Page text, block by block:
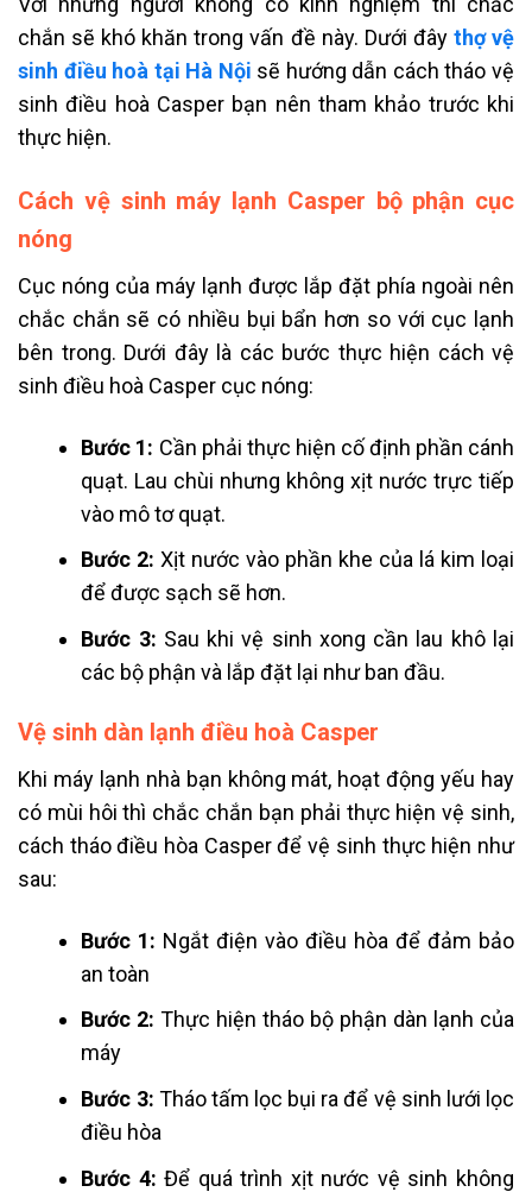
chắn sẽ khó khăn trong vấn đề này. Dưới đây thợ vệ
sinh điều hoà tại Hà Nội sẽ hướng dẫn cách tháo vệ
sinh điều hoà Casper bạn nên tham khảo trước khi
thực hiện.
Cách vệ sinh máy lạnh Casper bộ phận cục
nóng
Cục nóng của máy lạnh được lắp đặt phía ngoài nên
chắc chắn sẽ có nhiều bụi bẩn hơn so với cục lạnh
bên trong. Dưới đây là các bước thực hiện cách vệ
sinh điều hoà Casper cục nóng:
Bước 1: Cần phải thực hiện cố định phần cánh
quạt. Lau chùi nhưng không xịt nước trực tiếp
vào mô tơ quạt.
Bước 2:Xịt nước vào phần khe của lá kim loại
để được sạch sẽ hơn.
Bước 3: Sau khi vệ sinh xong cần lau khô lại
các bộ phận và lắp đặt lại như ban đầu.
Vệ sinh dàn lạnh điều hoà Casper
Khi máy lạnh nhà bạn không mát, hoạt động yếu hay
có mùi hôi thì chắc chắn bạn phải thực hiện vệ sinh,
cách tháo điều hòa Casper để vệ sinh thực hiện như
sau:
Bước 1: Ngắt điện vào điều hòa để đảm bảo
an toàn
Bước 2:Thực hiện tháo bộ phận dàn lạnh của
máy
Bước 3: Tháo tấm lọc bụi ra để vệ sinh lưới lọc
điều hòa
Bước 4:Để quá trình xịt nước vệ sinh không